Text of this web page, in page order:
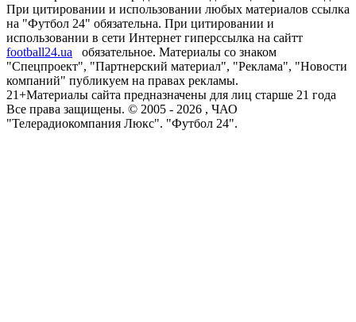
При цитировании и использовании любых материалов ссылка
на "Футбол 24" обязательна. При цитировании и
использовании в сети Интернет гиперссылка на сайтт
football24.ua
обязательное. Материалы со знаком
"Спецпроект", "Партнерский материал", "Реклама", "Новости
компаний" публикуем на правах рекламы.
21+Материалы сайта предназначены для лиц старше 21 года
Все права защищены. © 2005 - 2026 , ЧАО
"Телерадиокомпания Люкс". "Футбол 24".